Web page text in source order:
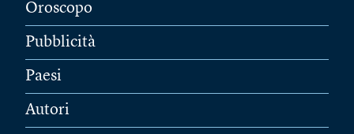
Oroscopo
Pubblicità
Paesi
Autori